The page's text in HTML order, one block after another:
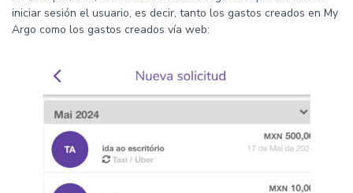
iniciar sesión el usuario, es decir, tanto los gastos creados en My
Argo como los gastos creados vía web: